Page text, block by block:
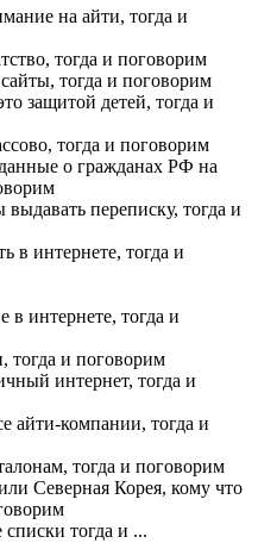
на айти, тогда и
тогда и поговорим
тогда и поговорим
защитой детей, тогда и
тогда и поговорим
о гражданах РФ на
переписку, тогда и
в интернете, тогда и
в интернете, тогда и
тогда и поговорим
интернет, тогда и
айти-компании, тогда и
тогда и поговорим
Северная Корея, кому что
списки тогда и ...